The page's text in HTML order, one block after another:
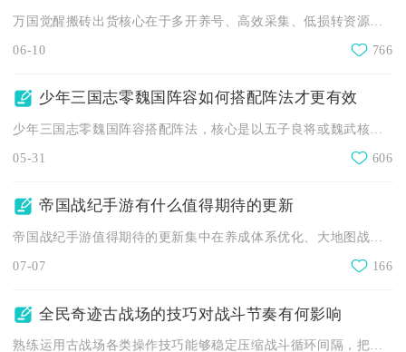
06-10 766
少年三国志零魏国阵容如何搭配阵法才更有效
05-31 606
帝国战纪手游有什么值得期待的更新
07-07 166
全民奇迹古战场的技巧对战斗节奏有何影响